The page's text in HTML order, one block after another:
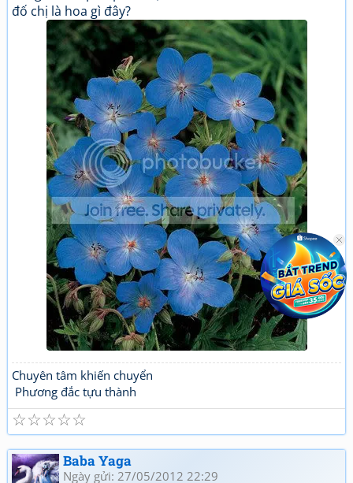
đố chị là hoa gì đây?
Chuyên tâm khiến chuyển
Phương đắc tựu thành
☆
☆
☆
☆
☆
Baba Yaga
Ngày gửi: 27/05/2012 22:29